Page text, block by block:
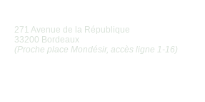
271 Avenue de la République
33200 Bordeaux
(Proche place Mondésir, accès ligne 1-16)